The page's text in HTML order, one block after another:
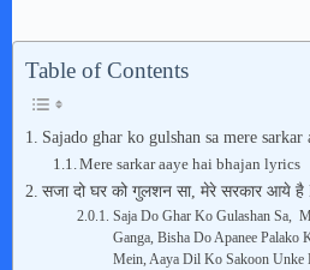
Table of Contents
Sajado ghar ko gulshan sa mere
Mere sarkar aaye hai bhajan lyrics
सजा दो घर को गुलशन सा, मेरे सरकार आये
Saja Do Ghar Ko Gulashan Sa,
Ganga, Bisha Do Apanee
Mein, Aaya Dil Ko Sakoon Unke